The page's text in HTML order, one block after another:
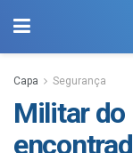
Capa Segurança
Militar do